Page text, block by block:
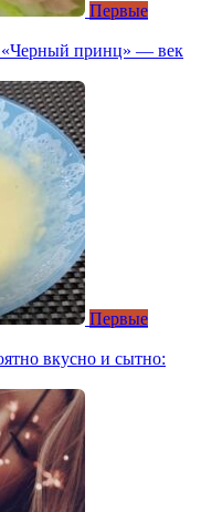
Первые
«Черный принц» — век
Первые
вкусно и сытно: